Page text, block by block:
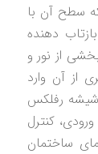
سطح آن با
دهنده
از نور و
از آن وارد
شیشه رفلکس
کنترل
ساختمان